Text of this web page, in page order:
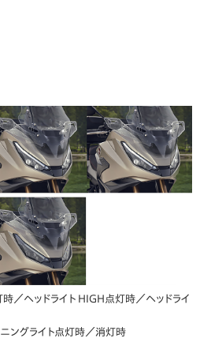
／ヘッドライト HIGH点灯時／ヘッドライ
ングライト点灯時／消灯時